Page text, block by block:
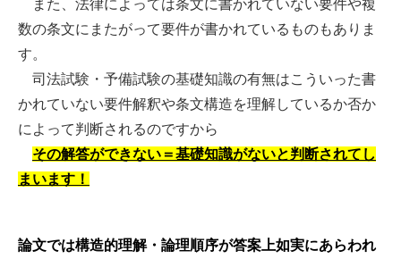
また、法律によっては条文に書かれていない要件や複
数の条文にまたがって要件が書かれているものもありま
す。
司法試験・予備試験の基礎知識の有無はこういった書
かれていない要件解釈や条文構造を理解しているか否か
によって判断されるのですから
その解答ができない＝基礎知識がないと判断されてし
まいます！
論文では構造的理解・論理順序が答案上如実にあらわれ